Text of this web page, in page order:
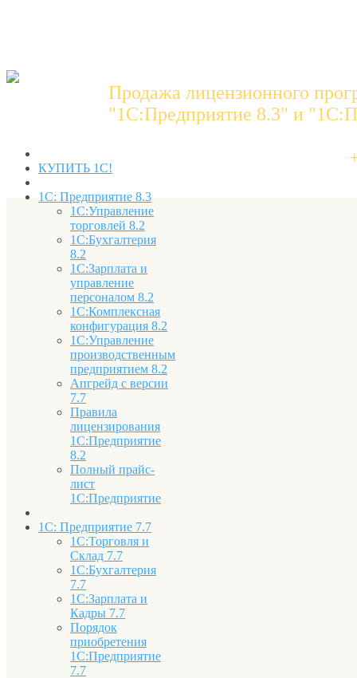
Продажа лицензионного
"1C:Предприятие 8.3" и
КУПИТЬ 1С!
1С: Предприятие 8.3
1С:Управление
торговлей 8.2
1С:Бухгалтерия
8.2
1С:Зарплата и
управление
персоналом 8.2
1С:Комплексная
конфигурация 8.2
1С:Управление
производственным
предприятием 8.2
Апгрейд с версии
7.7
Правила
лицензирования
1С:Предприятие
8.2
Полный прайс-
лист
1С:Предприятие
1С: Предприятие 7.7
1С:Торговля и
Склад 7.7
1С:Бухгалтерия
7.7
1С:Зарплата и
Кадры 7.7
Порядок
приобретения
1С:Предприятие
7.7